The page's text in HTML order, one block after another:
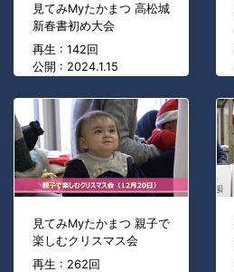
見てみMyたかまつ 高松城
新春書初め大会
再生 : 142回
公開 : 2024.1.15
見てみMyたかまつ 親子で
楽しむクリスマス会
再生 : 262回